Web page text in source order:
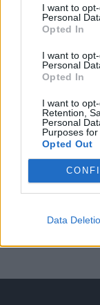
I want to
Personal
Opted In
I want to
Personal
Opted In
I want to
Retention,
Personal
Purposes for
Opted Out
Data
tartozik,
Az előfizetés
kötéslistái
MÁR